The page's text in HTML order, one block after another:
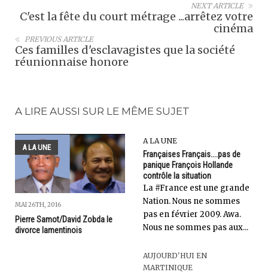
NEXT ARTICLE
C'est la fête du court métrage ...arrêtez votre
cinéma
PREVIOUS ARTICLE
Ces familles d'esclavagistes que la société
réunionnaise honore
A LIRE AUSSI SUR LE MÊME SUJET
A LA UNE
MAI 26TH, 2016
Pierre Samot/David Zobda le
divorce lamentinois
A LA UNE
Françaises Français....pas de
panique François Hollande
contrôle la situation
La #France est une grande
Nation. Nous ne sommes
pas en février 2009. Awa.
Nous ne sommes pas aux...
AUJOURD'HUI EN
MARTINIQUE